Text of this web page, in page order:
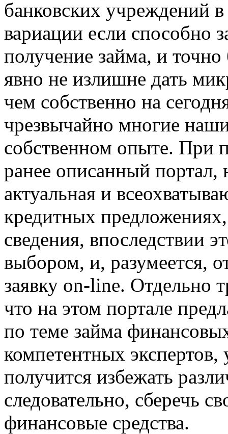
банковских учреждений
вариации если способно
получение займа, и
явно не излишне дать
чем собственно на
чрезвычайно многие
собственном опыте. При
ранее описанный портал,
актуальная и
кредитных
сведения, впоследствии
выбором, и, разумеется,
заявку on-line. Отдельно
что на этом портале
по теме займа
компетентных
получится избежать
следовательно, сберечь
финансовые средства.